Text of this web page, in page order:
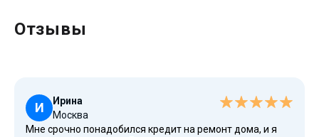
Отзывы
И
Ирина
Москва
Мне срочно понадобился кредит на ремонт дома, и я